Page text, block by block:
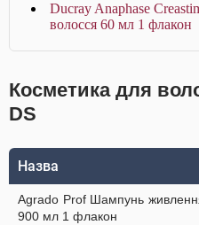
Ducray Anaphase
волосся 60 мл 1 флакон
Косметика для
DS
Назва
Agrado Prof Шампунь
900 мл 1 флакон